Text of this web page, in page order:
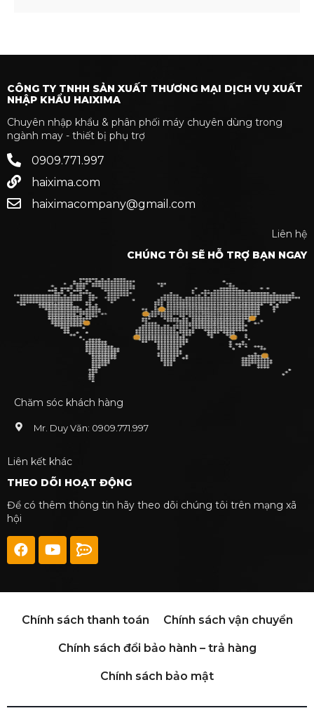
CÔNG TY TNHH SẢN XUẤT THƯƠNG MẠI DỊCH VỤ XUẤT
NHẬP KHẨU HAIXIMA
Chuyên nhập khẩu & phân phối máy chuyên dùng trong
ngành may - thiết bị phụ trợ
0909.771.997
haixima.com
haiximacompany@gmail.com
Liên hệ
CHÚNG TÔI SẼ HỖ TRỢ BẠN NGAY
Chăm sóc khách hàng
Mr. Duy Văn: 0909.771.997
Liên kết khác
THEO DÕI HOẠT ĐỘNG
Để có thêm thông tin hãy theo dõi chúng tôi trên mạng xã
hội
Chính sách thanh toán Chính sách vận chuyển
Chính sách đổi bảo hành – trả hàng
Chính sách bảo mật